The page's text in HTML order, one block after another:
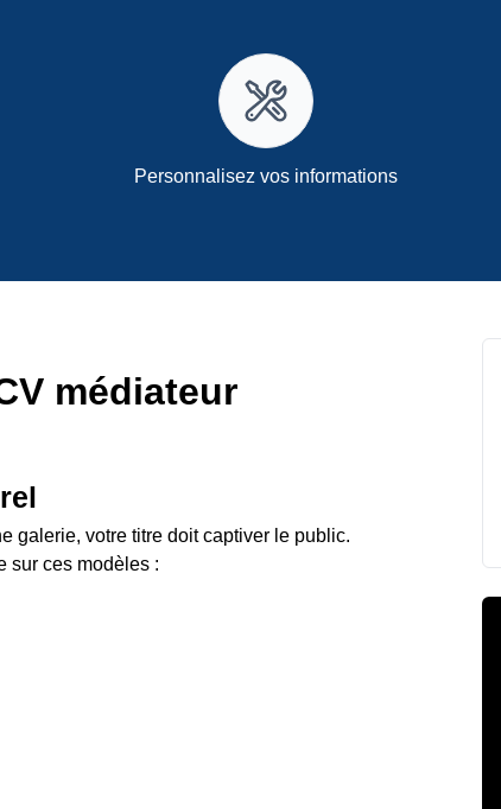
Personnalisez vos informations
médiateur
galerie, votre titre doit captiver le public.
sur ces modèles :